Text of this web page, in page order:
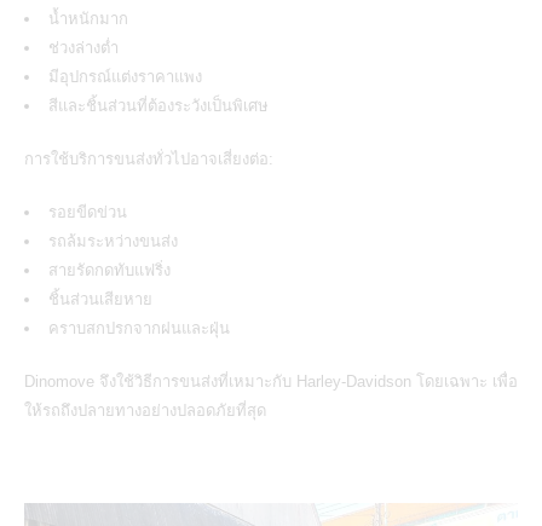
น้ำหนักมาก
ช่วงล่างต่ำ
มีอุปกรณ์แต่งราคาแพง
สีและชิ้นส่วนที่ต้องระวังเป็นพิเศษ
การใช้บริการขนส่งทั่วไปอาจเสี่ยงต่อ:
รอยขีดข่วน
รถล้มระหว่างขนส่ง
สายรัดกดทับแฟริ่ง
ชิ้นส่วนเสียหาย
คราบสกปรกจากฝนและฝุ่น
Dinomove จึงใช้วิธีการขนส่งที่เหมาะกับ Harley-Davidson โดยเฉพาะ เพื่อ
ให้รถถึงปลายทางอย่างปลอดภัยที่สุด